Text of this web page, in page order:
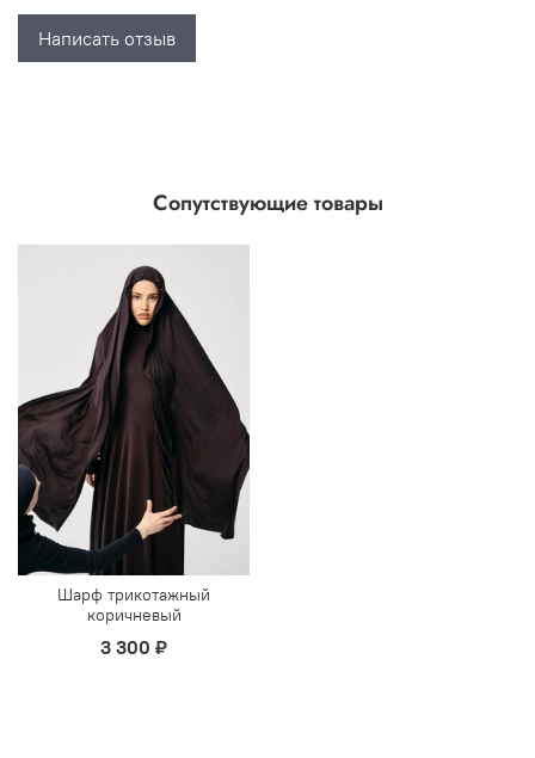
Написать отзыв
Сопутствующие товары
Шарф трикотажный
коричневый
3 300 ₽